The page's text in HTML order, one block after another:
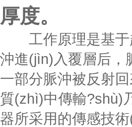
厚度。
工作原理是基于
沖進(jìn)入覆層后
一部分脈沖被反射回
質(zhì)中傳輸?shù)
器所采用的傳感技